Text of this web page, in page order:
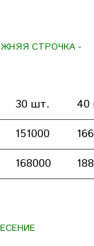
СТРОЧКА -
30 шт.
151000
168000